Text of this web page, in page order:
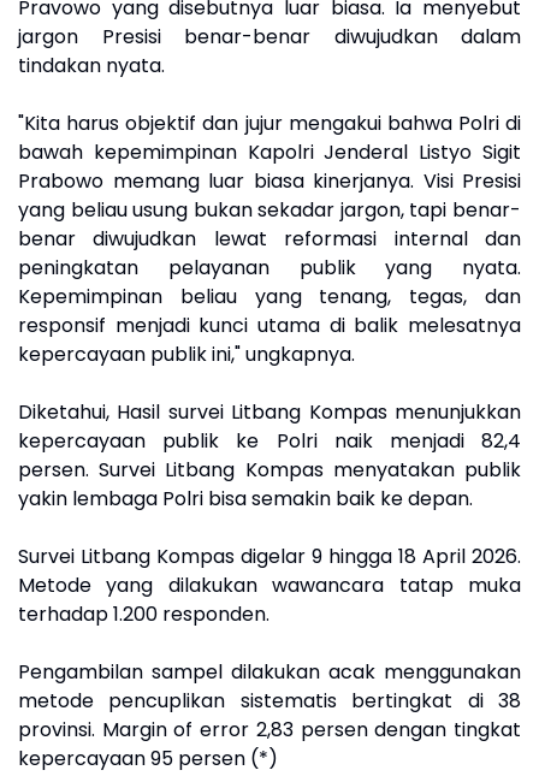
Pravowo yang disebutnya luar biasa. Ia menyebut
jargon Presisi benar-benar diwujudkan dalam
tindakan nyata.
"Kita harus objektif dan jujur mengakui bahwa Polri di
bawah kepemimpinan Kapolri Jenderal Listyo Sigit
Prabowo memang luar biasa kinerjanya. Visi Presisi
yang beliau usung bukan sekadar jargon, tapi benar-
benar diwujudkan lewat reformasi internal dan
peningkatan pelayanan publik yang nyata.
Kepemimpinan beliau yang tenang, tegas, dan
responsif menjadi kunci utama di balik melesatnya
kepercayaan publik ini," ungkapnya.
Diketahui, Hasil survei Litbang Kompas menunjukkan
kepercayaan publik ke Polri naik menjadi 82,4
persen. Survei Litbang Kompas menyatakan publik
yakin lembaga Polri bisa semakin baik ke depan.
Survei Litbang Kompas digelar 9 hingga 18 April 2026.
Metode yang dilakukan wawancara tatap muka
terhadap 1.200 responden.
Pengambilan sampel dilakukan acak menggunakan
metode pencuplikan sistematis bertingkat di 38
provinsi. Margin of error 2,83 persen dengan tingkat
kepercayaan 95 persen (*)